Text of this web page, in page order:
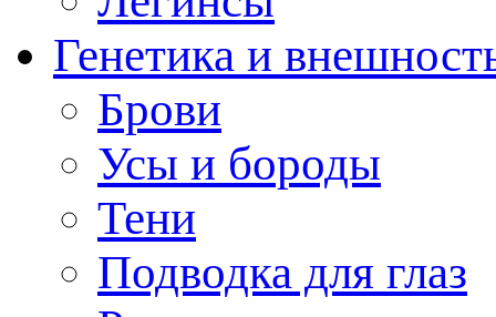
Генетика и
Брови
Усы и бороды
Тени
Подводка для глаз